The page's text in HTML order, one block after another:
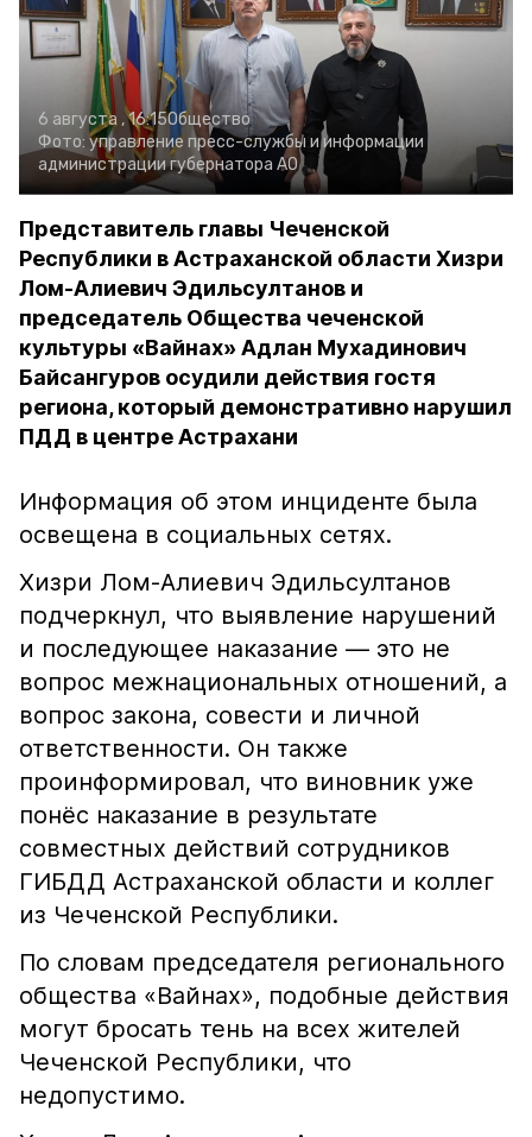
6 августа , 16:15Общество
Фото: управление пресс-службы и информации
администрации губернатора АО
Представитель главы Чеченской
Республики в Астраханской области Хизри
Лом-Алиевич Эдильсултанов и
председатель Общества чеченской
культуры «Вайнах» Адлан Мухадинович
Байсангуров осудили действия гостя
региона, который демонстративно нарушил
ПДД в центре Астрахани
Информация об этом инциденте была
освещена в социальных сетях.
Хизри Лом-Алиевич Эдильсултанов
подчеркнул, что выявление нарушений
и последующее наказание — это не
вопрос межнациональных отношений, а
вопрос закона, совести и личной
ответственности. Он также
проинформировал, что виновник уже
понёс наказание в результате
совместных действий сотрудников
ГИБДД Астраханской области и коллег
из Чеченской Республики.
По словам председателя регионального
общества «Вайнах», подобные действия
могут бросать тень на всех жителей
Чеченской Республики, что
недопустимо.